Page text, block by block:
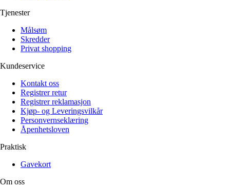
Tjenester
Målsøm
Skredder
Privat shopping
Kundeservice
Kontakt oss
Registrer retur
Registrer reklamasjon
Kjøp- og Leveringsvilkår
Personvernseklæring
Åpenhetsloven
Praktisk
Gavekort
Om oss